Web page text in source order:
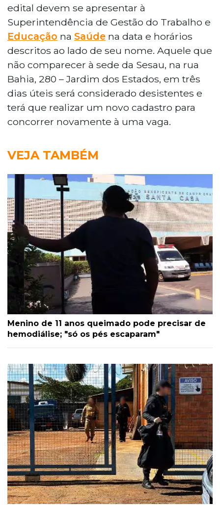
edital devem se apresentar à
Superintendência de Gestão do Trabalho e
Educação na Saúde na data e horários
descritos ao lado de seu nome. Aquele que
não comparecer à sede da Sesau, na rua
Bahia, 280 – Jardim dos Estados, em três
dias úteis será considerado desistentes e
terá que realizar um novo cadastro para
concorrer novamente à uma vaga.
VEJA TAMBÉM
Menino de 11 anos queimado pode precisar de
hemodiálise; "só os pés escaparam"